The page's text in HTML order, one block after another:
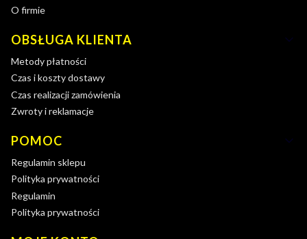
O firmie
OBSŁUGA KLIENTA
Metody płatności
Czas i koszty dostawy
Czas realizacji zamówienia
Zwroty i reklamacje
POMOC
Regulamin sklepu
Polityka prywatności
Regulamin
Polityka prywatności